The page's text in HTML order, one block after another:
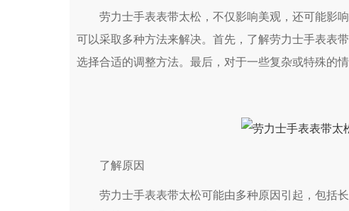
劳力士手表表带太松，不仅影响美观，还可能影响
可以采取多种方法来解决。首先，了解劳力士手表表
选择合适的调整方法。最后，对于一些复杂或特殊的
了解原因
劳力士手表表带太松可能由多种原因引起，包括长